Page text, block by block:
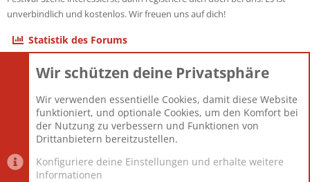
unverbindlich und kostenlos. Wir freuen uns auf dich!
Statistik des Forums
Themen
Mitglieder
12.427
Neuestes Mitglied
Berlin
Wir schützen deine Privatsphäre
Wir verwenden essentielle Cookies, damit diese Website
funktioniert, und optionale Cookies, um den Komfort bei
der Nutzung zu verbessern und Funktionen von
Drittanbietern bereitzustellen.
Konfiguriere deine Einstellungen und erhalte weitere
Informationen